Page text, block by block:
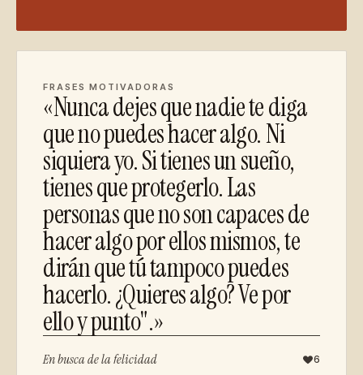
FRASES MOTIVADORAS
«Nunca dejes que nadie te diga
que no puedes hacer algo. Ni
siquiera yo. Si tienes un sueño,
tienes que protegerlo. Las
personas que no son capaces de
hacer algo por ellos mismos, te
dirán que tú tampoco puedes
hacerlo. ¿Quieres algo? Ve por
ello y punto".»
En busca de la felicidad 6